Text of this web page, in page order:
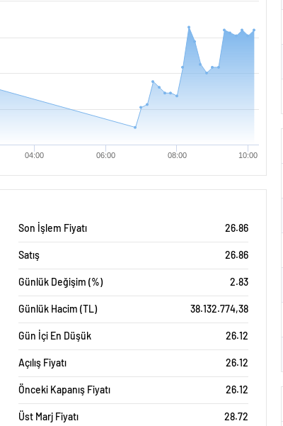
04:00 06:00 08:00 10:00
Son İşlem Fiyatı 26.86
Satış 26.86
Günlük Değişim (%) 2.83
Günlük Hacim (TL) 38.132.774,38
Gün İçi En Düşük 26.12
Açılış Fiyatı 26.12
Önceki Kapanış Fiyatı 26.12
Üst Marj Fiyatı 28.72